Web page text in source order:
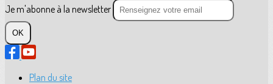
Je m'abonne à la newsletter
OK
Plan du site